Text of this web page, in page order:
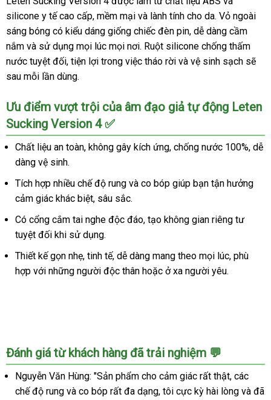
silicone y tế cao cấp, mềm mại và lành tính cho da. Vỏ ngoài
sáng bóng có kiểu dáng giống chiếc đèn pin, dễ dàng cầm
nắm và sử dụng mọi lúc mọi nơi. Ruột silicone chống thấm
nước tuyệt đối, tiện lợi trong việc tháo rời và vệ sinh sạch sẽ
sau mỗi lần dùng.
Ưu điểm vượt trội của âm đạo giả tự động Leten
Sucking Version 4 ✅
Chất liệu an toàn, không gây kích ứng, chống nước 100%, dễ
dàng vệ sinh.
Tích hợp nhiều chế độ rung và co bóp giúp bạn tận hưởng
cảm giác khác biệt, sâu sắc.
Có cổng cắm tai nghe độc đáo, tạo không gian riêng tư
tuyệt đối khi sử dụng.
Thiết kế gọn nhẹ, tinh tế, dễ dàng mang theo mọi lúc, phù
hợp với những người độc thân hoặc ở xa người yêu.
Đánh giá từ khách hàng đã trải nghiệm 💬
Nguyễn Văn Hùng: "Sản phẩm cho cảm giác rất thật, các
chế độ rung và co bóp rất đa dạng, tôi cực kỳ hài lòng và đã